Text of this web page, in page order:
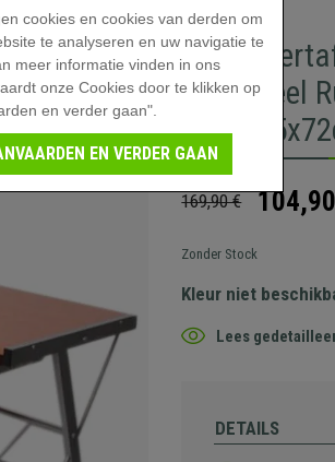
LINE, Heel
169,90 €
Zonder Stock
Kleur niet
Lees
DETAILS
cookies en cookies van derden om
te analyseren en uw navigatie te
meer informatie vinden in ons
onze Cookies door te klikken op
en verder gaan".
EN VERDER GAAN